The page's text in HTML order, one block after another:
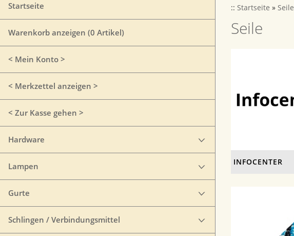
Startseite
Warenkorb anzeigen (0 Artikel)
< Mein Konto >
< Merkzettel anzeigen >
< Zur Kasse gehen >
Hardware
Lampen
Gurte
Schlingen / Verbindungsmittel
:: Startseite » Seile
Seile
INFOCENTER